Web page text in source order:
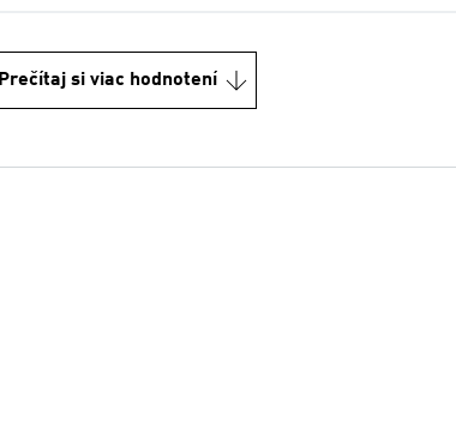
Prečítaj si viac hodnotení